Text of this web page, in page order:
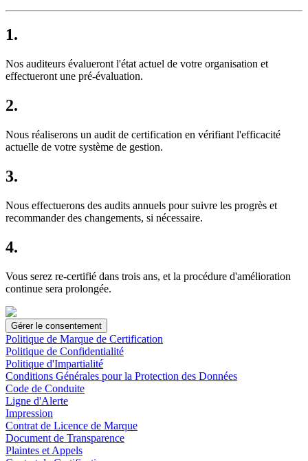
1.
Nos auditeurs évalueront l'état actuel de votre organisation et
effectueront une pré-évaluation.
2.
Nous réaliserons un audit de certification en vérifiant l'efficacité
actuelle de votre système de gestion.
3.
Nous effectuerons des audits annuels pour suivre les progrès et
recommander des changements, si nécessaire.
4.
Vous serez re-certifié dans trois ans, et la procédure d'amélioration
continue sera prolongée.
Gérer le consentement
Politique de Marque de Certification
Politique de Confidentialité
Politique d'Impartialité
Conditions Générales pour la Protection des Données
Code de Conduite
Ligne d'Alerte
Impression
Contrat de Licence de Marque
Document de Transparence
Plaintes et Appels